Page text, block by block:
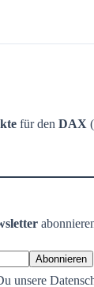
für den DAX
unsere